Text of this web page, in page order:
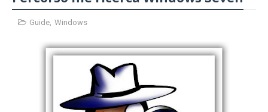
Guide, Windows